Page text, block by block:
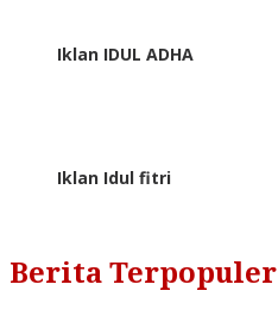
Iklan IDUL ADHA
Iklan Idul fitri
Berita Terpopuler